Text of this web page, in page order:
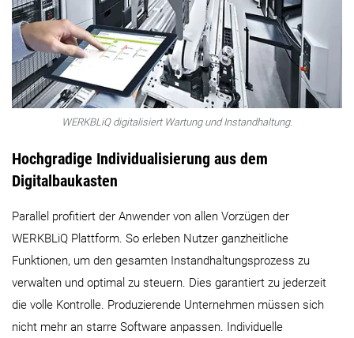
WERKBLiQ digitalisiert Wartung und Instandhaltung.
Hochgradige Individualisierung aus dem
Digitalbaukasten
Parallel profitiert der Anwender von allen Vorzügen der
WERKBLiQ Plattform. So erleben Nutzer ganzheitliche
Funktionen, um den gesamten Instandhaltungsprozess zu
verwalten und optimal zu steuern. Dies garantiert zu jederzeit
die volle Kontrolle. Produzierende Unternehmen müssen sich
nicht mehr an starre Software anpassen. Individuelle